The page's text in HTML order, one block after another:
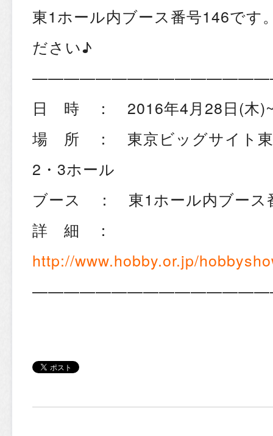
東1ホール内ブース番号146です
ださい♪
日 時 ： 2016年4月28日(木
場 所 ： 東京ビッグサイト東
2・3ホール
ブース ： 東1ホール内ブース
詳 細 ：
http://www.hobby.or.jp/